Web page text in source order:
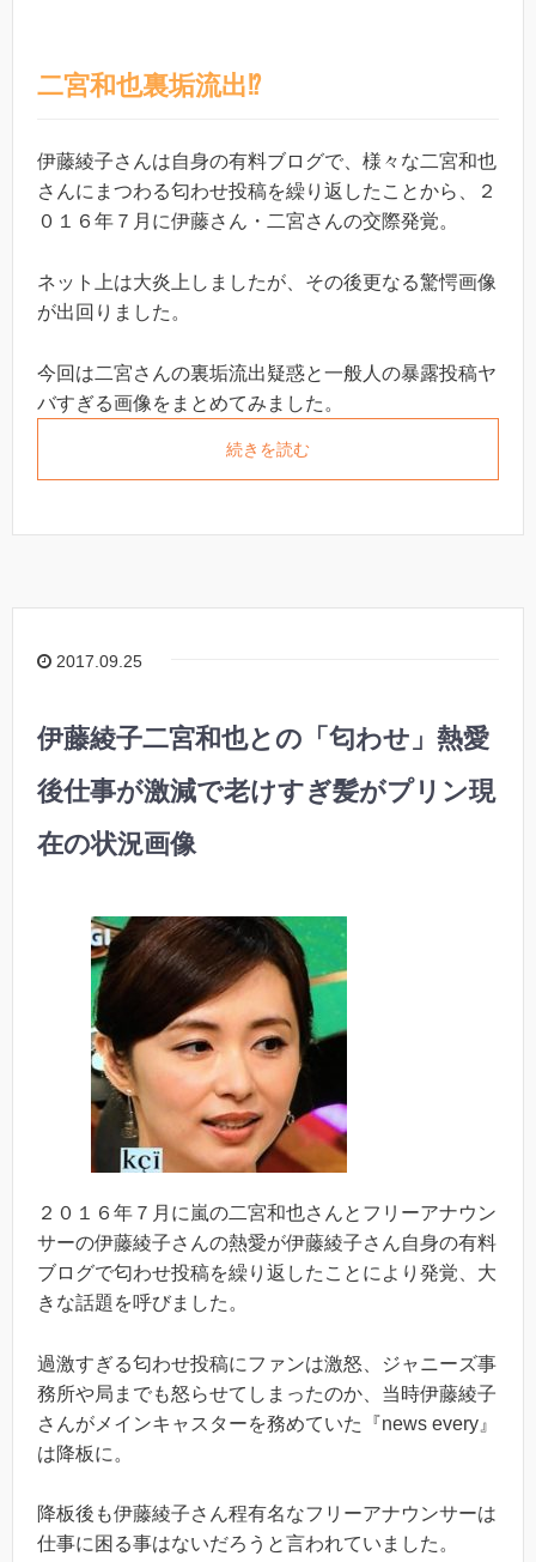
二宮和也裏垢流出⁉︎
伊藤綾子さんは自身の有料ブログで、様々な二宮和也
さんにまつわる匂わせ投稿を繰り返したことから、２
０１６年７月に伊藤さん・二宮さんの交際発覚。
ネット上は大炎上しましたが、その後更なる驚愕画像
が出回りました。
今回は二宮さんの裏垢流出疑惑と一般人の暴露投稿ヤ
バすぎる画像をまとめてみました。
続きを読む
2017.09.25
伊藤綾子二宮和也との「匂わせ」熱愛
後仕事が激減で老けすぎ髪がプリン現
在の状況画像
２０１６年７月に嵐の二宮和也さんとフリーアナウン
サーの伊藤綾子さんの熱愛が伊藤綾子さん自身の有料
ブログで匂わせ投稿を繰り返したことにより発覚、大
きな話題を呼びました。
過激すぎる匂わせ投稿にファンは激怒、ジャニーズ事
務所や局までも怒らせてしまったのか、当時伊藤綾子
さんがメインキャスターを務めていた『news every』
は降板に。
降板後も伊藤綾子さん程有名なフリーアナウンサーは
仕事に困る事はないだろうと言われていました。